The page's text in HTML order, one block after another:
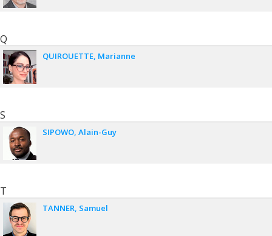
Q
QUIROUETTE Marianne
S
SIPOWO Alain-Guy
T
TANNER Samuel